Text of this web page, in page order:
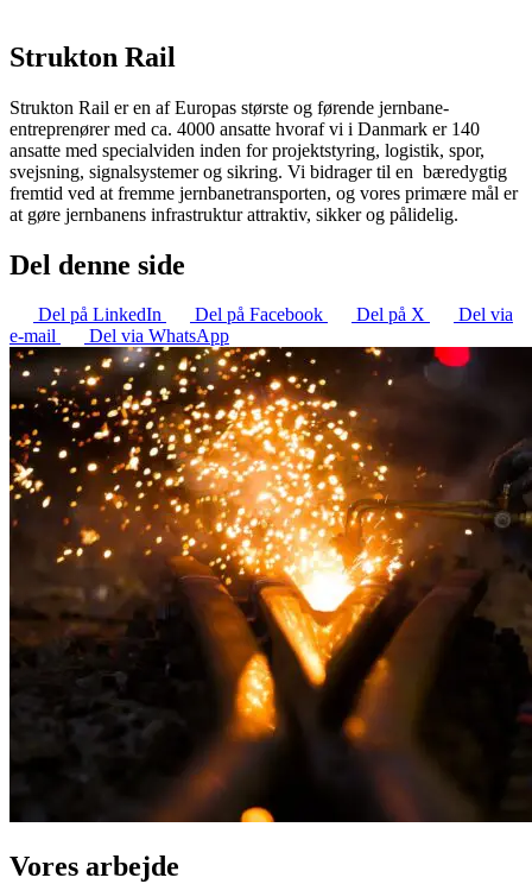
Strukton Rail
Strukton Rail er en af Europas største og førende jernbane-
entreprenører med ca. 4000 ansatte hvoraf vi i Danmark er 140
ansatte med specialviden inden for projektstyring, logistik, spor,
svejsning, signalsystemer og sikring. Vi bidrager til en bæredygtig
fremtid ved at fremme jernbanetransporten, og vores primære mål er
at gøre jernbanens infrastruktur attraktiv, sikker og pålidelig.
Del denne side
Del på LinkedIn Del på Facebook Del på X
Del via
e-mail
Del via WhatsApp
Vores arbejde